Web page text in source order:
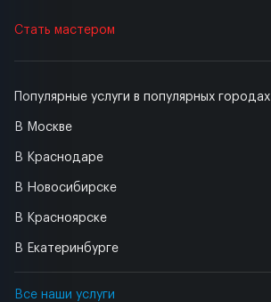
Популярные услуги в популярных городах
В Москве
В Краснодаре
В Новосибирске
В Красноярске
В Екатеринбурге
Все наши услуги
Стать мастером